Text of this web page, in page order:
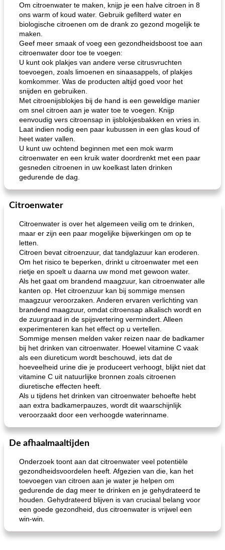
loco mokka havermout rustieke dorpspizza
Om citroenwater te maken, knijp je een halve citroen in 8
ons warm of koud water. Gebruik gefilterd water en
biologische citroenen om de drank zo gezond mogelijk te
maken.
Geef meer smaak of voeg een gezondheidsboost toe aan
citroenwater door toe te voegen:
U kunt ook plakjes van andere verse citrusvruchten
toevoegen, zoals limoenen en sinaasappels, of plakjes
komkommer. Was de producten altijd goed voor het
snijden en gebruiken.
Met citroenijsblokjes bij de hand is een geweldige manier
om snel citroen aan je water toe te voegen. Knijp
eenvoudig vers citroensap in ijsblokjesbakken en vries in.
Laat indien nodig een paar kubussen in een glas koud of
heet water vallen.
U kunt uw ochtend beginnen met een mok warm
citroenwater en een kruik water doordrenkt met een paar
gesneden citroenen in uw koelkast laten drinken
gedurende de dag.
Citroenwater
Citroenwater is over het algemeen veilig om te drinken,
maar er zijn een paar mogelijke bijwerkingen om op te
letten.
Citroen bevat citroenzuur, dat tandglazuur kan eroderen.
Om het risico te beperken, drinkt u citroenwater met een
rietje en spoelt u daarna uw mond met gewoon water.
Als het gaat om brandend maagzuur, kan citroenwater alle
kanten op. Het citroenzuur kan bij sommige mensen
maagzuur veroorzaken. Anderen ervaren verlichting van
brandend maagzuur, omdat citroensap alkalisch wordt en
de zuurgraad in de spijsvertering vermindert. Alleen
experimenteren kan het effect op u vertellen.
Sommige mensen melden vaker reizen naar de badkamer
bij het drinken van citroenwater. Hoewel vitamine C vaak
als een diureticum wordt beschouwd, iets dat de
hoeveelheid urine die je produceert verhoogt, blijkt niet dat
vitamine C uit natuurlijke bronnen zoals citroenen
diuretische effecten heeft.
Als u tijdens het drinken van citroenwater behoefte hebt
aan extra badkamerpauzes, wordt dit waarschijnlijk
veroorzaakt door een verhoogde waterinname.
De afhaalmaaltijden
Onderzoek toont aan dat citroenwater veel potentiële
gezondheidsvoordelen heeft. Afgezien van die, kan het
toevoegen van citroen aan je water je helpen om
gedurende de dag meer te drinken en je gehydrateerd te
houden. Gehydrateerd blijven is van cruciaal belang voor
een goede gezondheid, dus citroenwater is vrijwel een
win-win.